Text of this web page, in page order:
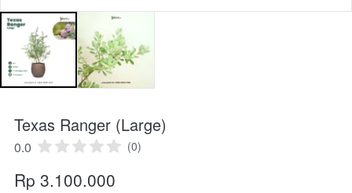
Texas Ranger (Large)
0.0 (0)
Rp 3.100.000